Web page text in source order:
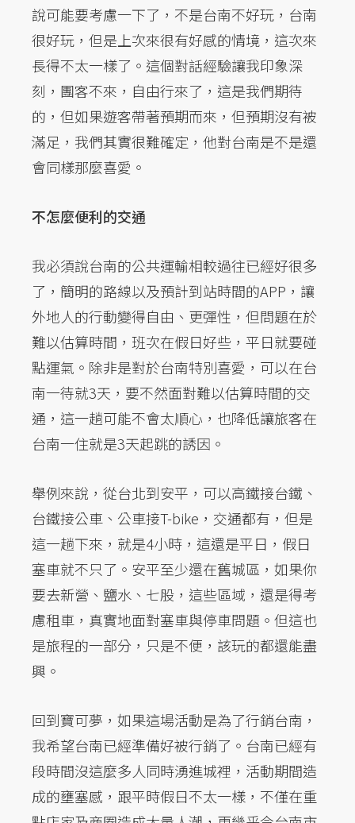
說可能要考慮一下了，不是台南不好玩，台南
很好玩，但是上次來很有好感的情境，這次來
長得不太一樣了。這個對話經驗讓我印象深
刻，團客不來，自由行來了，這是我們期待
的，但如果遊客帶著預期而來，但預期沒有被
滿足，我們其實很難確定，他對台南是不是還
會同樣那麼喜愛。
不怎麼便利的交通
我必須說台南的公共運輸相較過往已經好很多
了，簡明的路線以及預計到站時間的APP，讓
外地人的行動變得自由、更彈性，但問題在於
難以估算時間，班次在假日好些，平日就要碰
點運氣。除非是對於台南特別喜愛，可以在台
南一待就3天，要不然面對難以估算時間的交
通，這一趟可能不會太順心，也降低讓旅客在
台南一住就是3天起跳的誘因。
舉例來說，從台北到安平，可以高鐵接台鐵、
台鐵接公車、公車接T-bike，交通都有，但是
這一趟下來，就是4小時，這還是平日，假日
塞車就不只了。安平至少還在舊城區，如果你
要去新營、鹽水、七股，這些區域，還是得考
慮租車，真實地面對塞車與停車問題。但這也
是旅程的一部分，只是不便，該玩的都還能盡
興。
回到寶可夢，如果這場活動是為了行銷台南，
我希望台南已經準備好被行銷了。台南已經有
段時間沒這麼多人同時湧進城裡，活動期間造
成的壅塞感，跟平時假日不太一樣，不僅在重